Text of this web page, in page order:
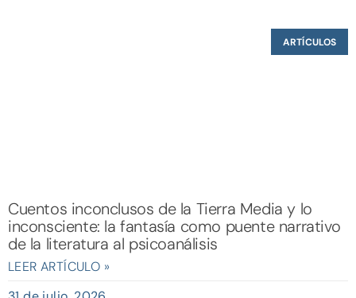
ARTÍCULOS
Cuentos inconclusos de la Tierra Media y lo
inconsciente: la fantasía como puente narrativo
de la literatura al psicoanálisis
LEER ARTÍCULO »